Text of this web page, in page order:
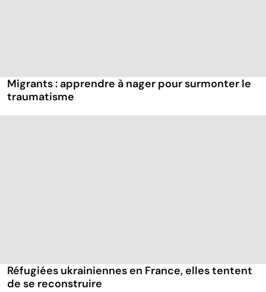
Migrants : apprendre à nager pour surmonter le
traumatisme
Réfugiées ukrainiennes en France, elles tentent
de se reconstruire